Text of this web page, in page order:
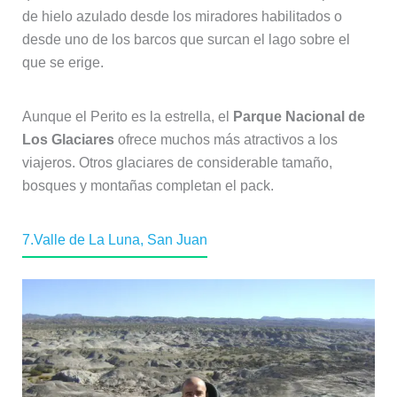
de hielo azulado desde los miradores habilitados o
desde uno de los barcos que surcan el lago sobre el
que se erige.
Aunque el Perito es la estrella, el
Parque Nacional de
Los Glaciaresofrece muchos más atractivos a los
viajeros. Otros glaciares de considerable tamaño,
bosques y montañas completan el pack.
7.Valle de La Luna, San Juan